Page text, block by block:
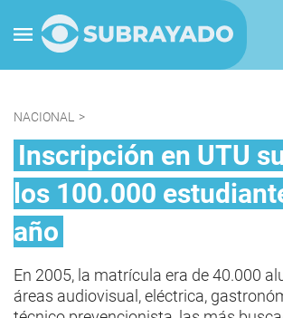
NACIONAL >
Inscripción en UTU
los 100.000
año
En 2005, la matrícula era de 40.000
áreas audiovisual, eléctrica,